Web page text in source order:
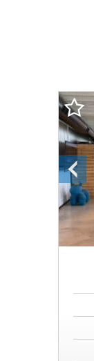
התמונה
הקודמת